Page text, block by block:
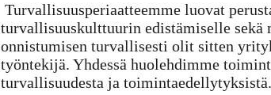
Turvallisuusperiaatteemme luovat
turvallisuuskulttuurin edistämiselle sekä
onnistumisen turvallisesti olit sitten
työntekijä. Yhdessä huolehdimme
turvallisuudesta ja toimintaedellytyksistä.